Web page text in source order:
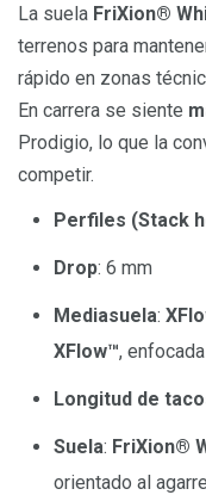
La suela FriXion®
terrenos para
rápido en zonas
En carrera se siente
Prodigio, lo que la
competir.
Perfiles (Stack
Drop: 6 mm
Mediasuela:
XFlow™,
Longitud de
Suela: FriXion®
orientado al agarre